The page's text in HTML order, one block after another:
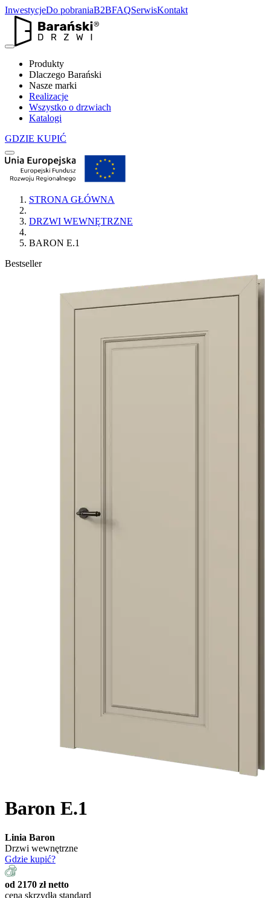
InwestycjeDo pobraniaB2BFAQSerwisKontakt
Produkty
Dlaczego Barański
Nasze marki
Realizacje
Wszystko o drzwiach
Katalogi
GDZIE KUPIĆ
STRONA GŁÓWNA
DRZWI WEWNĘTRZNE
BARON E.1
Bestseller
Baron E.1
Linia Baron
Drzwi wewnętrzne
Gdzie kupić?
od 2170 zł netto
cena skrzydła standard